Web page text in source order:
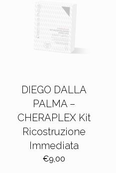
DIEGO DALLA
PALMA –
CHERAPLEX Kit
Ricostruzione
Immediata
€9,00